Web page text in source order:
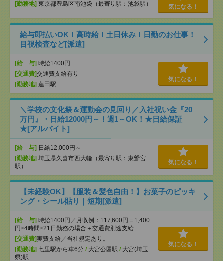
[勤務地] 東京都豊島区南池袋（最寄り駅：池袋駅） 気になる！
給与即払いOK！高時給！土日休み！日勤のお仕事！
目視検査など[派遣]
[給 与] 時給1400円
[交通費]交通費支給有り
[勤務地] 蓮田駅
気になる！
＼学校の文化祭＆運動会の見回り／入社祝い金『20
万円』・日給12000円～！週1～OK！★日給保証
★[アルバイト]
[給 与] 日給12,000円～
[勤務地] 埼玉県久喜市西大輪（最寄り駅：東鷲宮
駅）
気になる！
【未経験OK】【服装＆髪色自由！】お菓子のピッキ
ング・シール貼り｜短期[派遣]
[給 与] 時給1400円／月収例：117,600円＝1,400
円×4時間×21日勤務の場合＋交通費別途支給
[交通費]実費支給／当社規定あり。
[勤務地] 七里駅から車6分 / 大宮公園駅 / 大宮(埼玉
県)駅
気になる！